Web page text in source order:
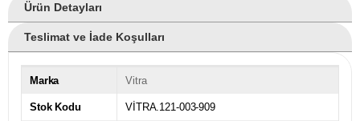
Ürün Detayları
Teslimat ve İade Koşulları
Marka Vitra
Stok Kodu VİTRA.121-003-909